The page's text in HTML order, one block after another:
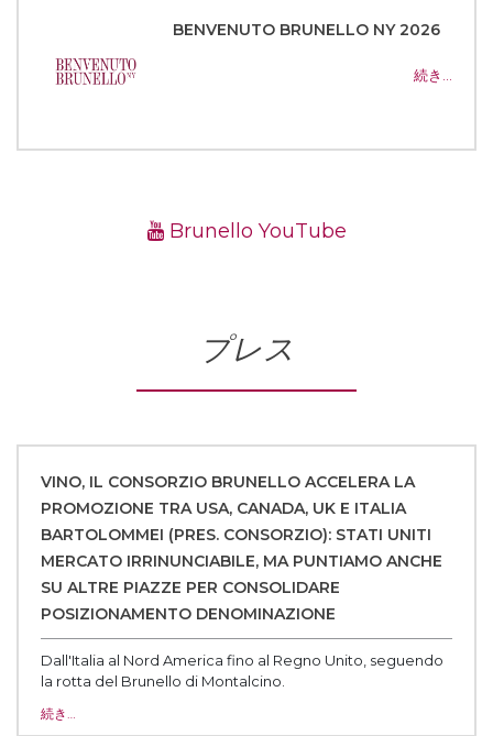
BENVENUTO BRUNELLO NY 2026
続き…
Brunello YouTube
プレス
VINO, IL CONSORZIO BRUNELLO ACCELERA LA
PROMOZIONE TRA USA, CANADA, UK E ITALIA
BARTOLOMMEI (PRES. CONSORZIO): STATI UNITI
MERCATO IRRINUNCIABILE, MA PUNTIAMO ANCHE
SU ALTRE PIAZZE PER CONSOLIDARE
POSIZIONAMENTO DENOMINAZIONE
Dall'Italia al Nord America fino al Regno Unito, seguendo
la rotta del Brunello di Montalcino.
続き…